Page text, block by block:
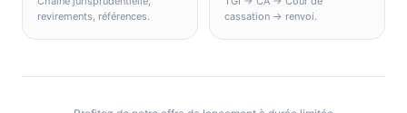
revirements, références.
cassation → renvoi.